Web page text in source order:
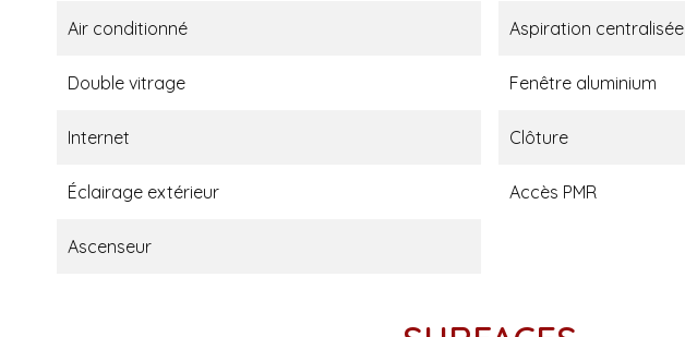
Air conditionné Aspiration centralisée
Double vitrage Fenêtre aluminium
Internet Clôture
Éclairage extérieur Accès PMR
Ascenseur